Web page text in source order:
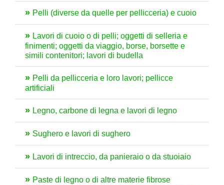
Pelli (diverse da quelle per pellicceria) e cuoio
Lavori di cuoio o di pelli; oggetti di selleria e
finimenti; oggetti da viaggio, borse, borsette e
simili contenitori; lavori di budella
Pelli da pellicceria e loro lavori; pellicce
artificiali
Legno, carbone di legna e lavori di legno
Sughero e lavori di sughero
Lavori di intreccio, da panieraio o da stuoiaio
Paste di legno o di altre materie fibrose